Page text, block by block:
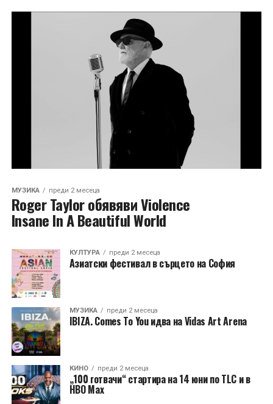
МУЗИКА преди 2 месеца
Roger Taylor обявяви Violence
Insane In A Beautiful World
КУЛТУРА преди 2 месеца
Азиатски фестивал в сърцето на София
МУЗИКА преди 2 месеца
IBIZA. Comes To You идва на Vidas Art Arena
КИНО преди 2 месеца
„100 готвачи“ стартира на 14 юни по TLC и в
HBO Max